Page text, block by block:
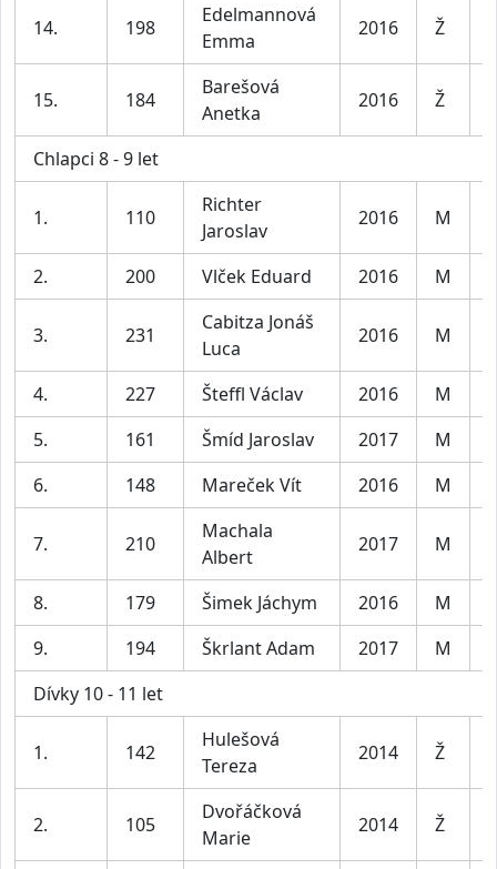
14. 198
Edelmannová
Emma
2016 Ž
15. 184
Barešová
Anetka
2016 Ž
Chlapci 8 - 9 let
1. 110
Richter
Jaroslav
2016 M
2. 200 Vlček Eduard 2016 M
3. 231
Cabitza Jonáš
Luca
2016 M
4. 227 Šteffl Václav 2016 M
5.
161 Šmíd Jaroslav 2017 M
6.
148 Mareček Vít 2016 M
7. 210
Machala
Albert
2017 M
8. 179 Šimek Jáchym 2016 M
9.
194 Škrlant Adam 2017 M
Dívky 10 - 11 let
1. 142
Hulešová
Tereza
2014 Ž
2. 105
Dvořáčková
Marie
2014 Ž